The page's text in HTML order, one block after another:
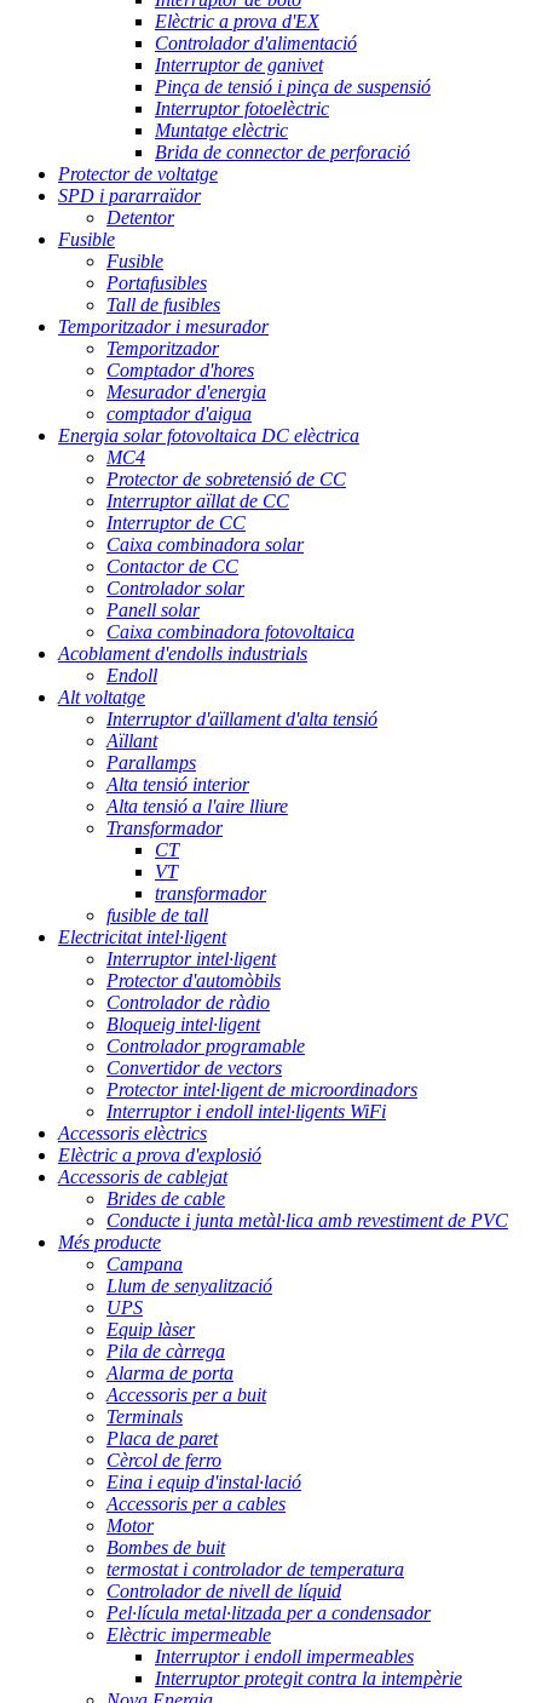
Elèctric a prova d'EX
Controlador d'alimentació
Interruptor de ganivet
Pinça de tensió i pinça de suspensió
Interruptor fotoelèctric
Muntatge elèctric
Brida de connector de perforació
Protector de voltatge
SPD i pararraïdor
Detentor
Fusible
Fusible
Portafusibles
Tall de fusibles
Temporitzador i mesurador
Temporitzador
Comptador d'hores
Mesurador d'energia
comptador d'aigua
Energia solar fotovoltaica DC elèctrica
MC4
Protector de sobretensió de CC
Interruptor aïllat de CC
Interruptor de CC
Caixa combinadora solar
Contactor de CC
Controlador solar
Panell solar
Caixa combinadora fotovoltaica
Acoblament d'endolls industrials
Endoll
Alt voltatge
Interruptor d'aïllament d'alta tensió
Aïllant
Parallamps
Alta tensió interior
Alta tensió a l'aire lliure
Transformador
CT
VT
transformador
fusible de tall
Electricitat intel·ligent
Interruptor intel·ligent
Protector d'automòbils
Controlador de ràdio
Bloqueig intel·ligent
Controlador programable
Convertidor de vectors
Protector intel·ligent de microordinadors
Interruptor i endoll intel·ligents WiFi
Accessoris elèctrics
Elèctric a prova d'explosió
Accessoris de cablejat
Brides de cable
Conducte i junta metàl·lica amb revestiment de PVC
Més producte
Campana
Llum de senyalització
UPS
Equip làser
Pila de càrrega
Alarma de porta
Accessoris per a buit
Terminals
Placa de paret
Cèrcol de ferro
Eina i equip d'instal·lació
Accessoris per a cables
Motor
Bombes de buit
termostat i controlador de temperatura
Controlador de nivell de líquid
Pel·lícula metal·litzada per a condensador
Elèctric impermeable
Interruptor i endoll impermeables
Interruptor protegit contra la intempèrie